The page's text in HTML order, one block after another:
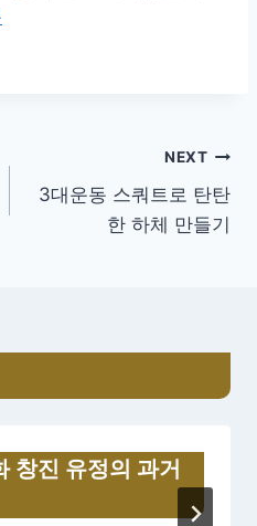
NEXT
3대운동 스쿼트로 탄탄
한 하체 만들기
창진 유정의 과거